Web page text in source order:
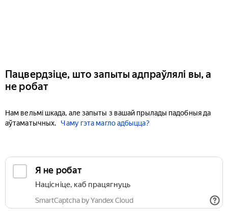
Пацвердзіце, што запыты адпраўлялі вы, а
не робат
Нам вельмі шкада, але запыты з вашай прылады падобныя да
аўтаматычных.
Чаму гэта магло адбыцца?
Я не робат
Націсніце, каб працягнуць
SmartCaptcha by Yandex Cloud